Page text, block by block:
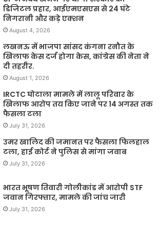
डिजिटल प्रहार, आईएमएसएस से 24 घंटे
निगरानी और कड़े एक्शन
August 4, 2026
लखनऊ में भाजपा सांसद कंगना रनौत के
खिलाफ केस दर्ज होगा केस, कांग्रेस की नेता ने
दी तहरीर.
August 1, 2026
IRCTC घोटाला मामले में लालू परिवार के
खिलाफ आरोप तय किए जाने पर 14 अगस्त तक
फैसला टला
July 31, 2026
उमर खालिद की जमानत पर फैसला फिलहाल
टला, हाई कोर्ट ने पुलिस से मांगा जवाब
July 31, 2026
भारत भूषण तिवारी गोलीकांड में आरोपी STF
जवान गिरफ्तार, मामले की जांच जारी
July 31, 2026